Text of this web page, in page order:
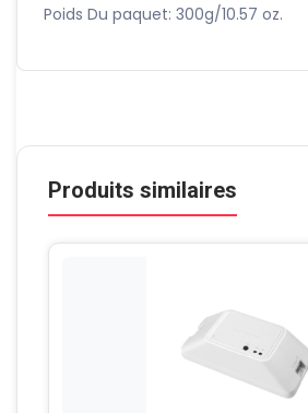
Poids Du paquet: 300g/10.57 oz.
Produits similaires